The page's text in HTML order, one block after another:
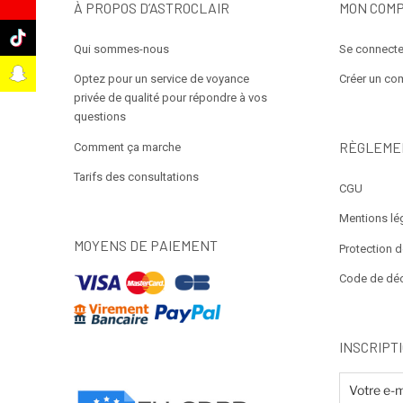
À PROPOS D’ASTROCLAIR
Qui sommes-nous
Optez pour un service de voyance
privée de qualité pour répondre à vos
questions
Comment ça marche
Tarifs des consultations
MOYENS DE PAIEMENT
MON
Se
Créer un
CGU
Mentions
Protection
Code de